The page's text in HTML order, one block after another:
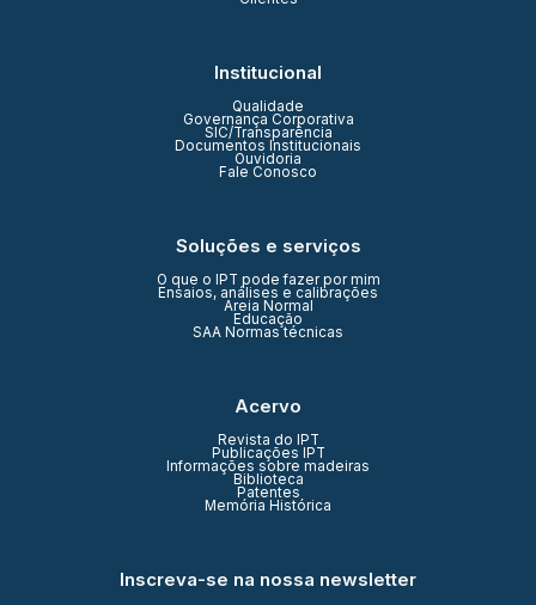
Institucional
Qualidade
Governança Corporativa
SIC/Transparência
Documentos Institucionais
Ouvidoria
Fale Conosco
Soluções e serviços
O que o IPT pode fazer por mim
Ensaios, análises e calibrações
Areia Normal
Educação
SAA Normas técnicas
Acervo
Revista do IPT
Publicações IPT
Informações sobre madeiras
Biblioteca
Patentes
Memória Histórica
Inscreva-se na nossa newsletter